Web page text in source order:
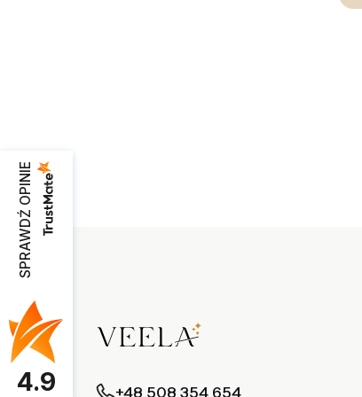
+48 508 354 654
SPRAWDŹ OPINIE
4.9